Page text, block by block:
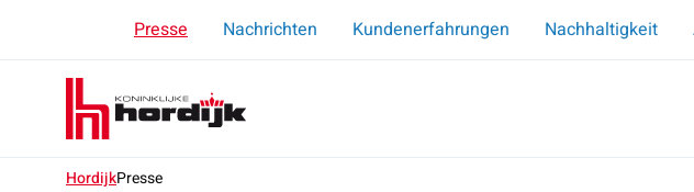
Presse Nachrichten Kundenerfahrungen Nachhaltigkeit
Koninklijke
Hordijk
–
DE
HordijkPresse